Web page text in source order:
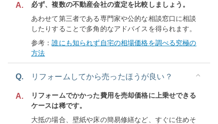
A.
必ず、複数の不動産会社の査定を比較しましょう。
あわせて第三者である専門家や公的な相談窓口に相談
したりすることで多角的なアドバイスを得られます。
参考：誰にも知られず自宅の相場価格を調べる究極の
方法
Q. リフォームしてから売ったほうが良い？
A.
リフォームでかかった費用を売却価格に上乗せできる
ケースは稀です。
大抵の場合、壁紙や床の簡易修繕など、すぐに住めそ